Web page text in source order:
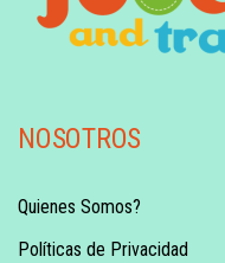
NOSOTROS
Quienes Somos?
Políticas de Privacidad